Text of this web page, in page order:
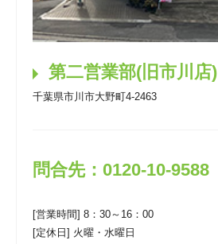
第二営業部(旧市川店)
千葉県市川市大野町4-2463
問合先：0120-10-9588
[営業時間] 8：30～16：00
[定休日] 火曜・水曜日